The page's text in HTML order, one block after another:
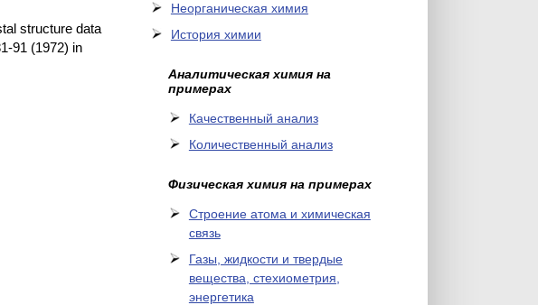
structure data
91 (1972) in
Неорганическая химия
История химии
Аналитическая химия на
примерах
Качественный анализ
Количественный анализ
Физическая химия на примерах
Cтроение атома и химическая
связь
Газы, жидкости и твердые
вещества, стехиометрия,
энергетика